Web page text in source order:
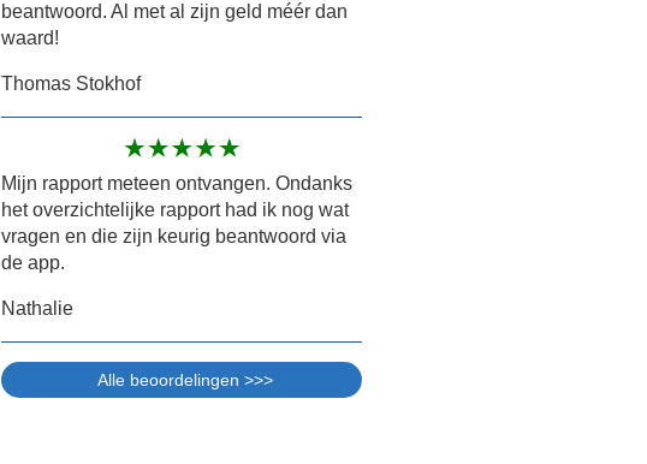
beantwoord. Al met al zijn geld méér dan
waard!
Thomas Stokhof
Mijn rapport meteen ontvangen. Ondanks
het overzichtelijke rapport had ik nog wat
vragen en die zijn keurig beantwoord via
de app.
Nathalie